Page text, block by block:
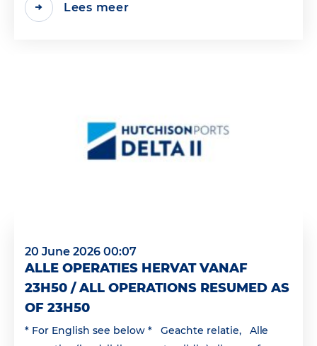
Lees meer
20 June 2026 00:07
ALLE OPERATIES HERVAT VANAF
23H50 / ALL OPERATIONS RESUMED AS
OF 23H50
* For English see below * Geachte relatie, Alle